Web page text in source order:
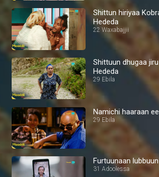
Shittun hiriyaa
Hededa
22 Waxabajjii
Shittuun dhugaa
Hededa
29 Ebila
Namichi haaraan
29 Ebila
Furtuunaan
31 Adoolessa